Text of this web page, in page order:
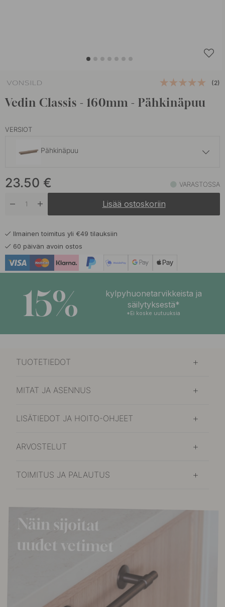
(2)
Vedin Classis - 160mm - Pähkinäpuu
VERSIOT
Pähkinäpuu
Tammi Varastossa
23.50 € VARASTOSSA
Lisää ostoskoriin
Ilmainen toimitus yli €49 tilauksiin
60 päivän avoin ostos
15%
kylpyhuonetarvikkeista ja
säilytyksestä*
*Ei koske uutuuksia
TUOTETIEDOT
MITAT JA ASENNUS
LISÄTIEDOT JA HOITO-OHJEET
ARVOSTELUT
TOIMITUS JA PALAUTUS